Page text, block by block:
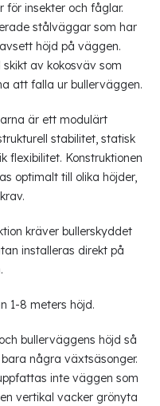
för insekter och fåglar.
stålväggar som har
höjd på väggen.
av kokosväv som
att falla ur bullerväggen.
är ett modulärt
stabilitet, statisk
flexibilitet. Konstruktionen
optimalt till olika höjder,
kräver bullerskyddet
installeras direkt på
1-8 meters höjd.
bullerväggens höjd så
några växtsäsonger.
inte väggen som
vertikal vacker grönyta